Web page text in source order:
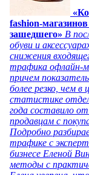
fashion-
зашедшего» В
обуви и
снижения
трафика офлайн-
причем
более резко, чем
статистике
года составило
продавцам с
Подробно
трафике с
бизнесе Еленой
методы с